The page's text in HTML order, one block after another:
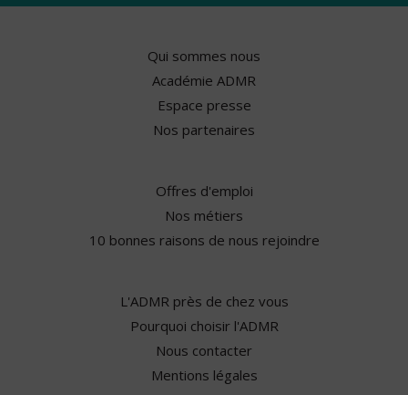
Qui sommes nous
Académie ADMR
Espace presse
Nos partenaires
Offres d'emploi
Nos métiers
10 bonnes raisons de nous rejoindre
L'ADMR près de chez vous
Pourquoi choisir l'ADMR
Nous contacter
Mentions légales